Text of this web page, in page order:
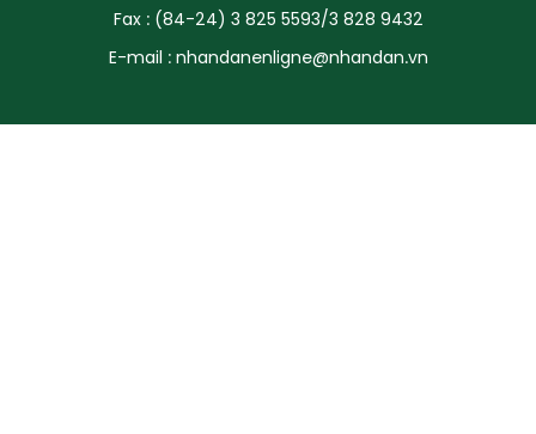
Fax : (84-24) 3 825 5593/3 828 9432
E-mail : nhandanenligne@nhandan.vn